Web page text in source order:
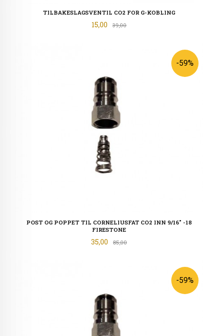
TILBAKESLAGSVENTIL CO2 FOR G-KOBLING
Tilbud
15,00 39,00Rabatt
POST OG POPPET TIL CORNELIUSFAT CO2 INN 9/16" -18
FIRESTONE
Tilbud
35,00 85,00Rabatt
-59%
-59%